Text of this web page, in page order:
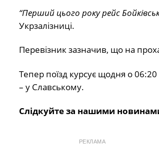
“Перший цього року рейс
Укрзалізниці.
Перевізник зазначив, що на
Тепер поїзд курсує щодня о 06:20
– у Славському.
Слідкуйте за нашими
РЕКЛАМА